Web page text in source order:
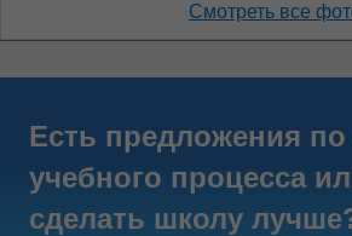
Смотреть все
Есть предложения по
учебного процесса
сделать школу